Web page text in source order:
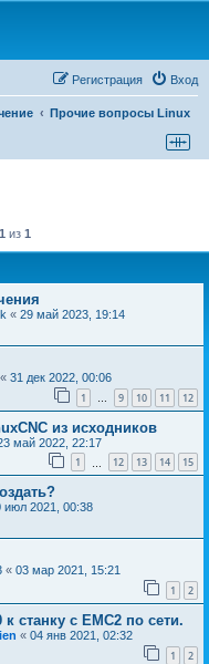
Вход
Регистрация
Прочие вопросы Linux
1 из 1
« 29 май 2023, 19:14
« 31 дек 2022, 00:06
1 … 9 10 11 12
из исходников
май 2022, 22:17
1 12 13 14 15
июл 2021, 00:38
« 03 мар 2021, 15:21
1 2
станку с EMC2 по сети.
« 04 янв 2021, 02:32
1 2